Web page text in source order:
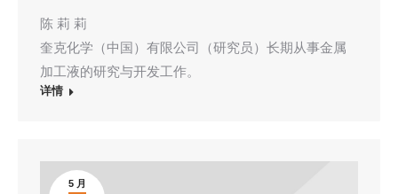
陈 莉 莉
奎克化学（中国）有限公司（研究员）长期从事金属
加工液的研究与开发工作。
详情
5 月